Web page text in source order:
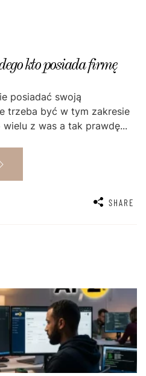
kto posiada firmę
posiadać swoją
trzeba być w tym zakresie
z was a tak prawdę...
SHARE